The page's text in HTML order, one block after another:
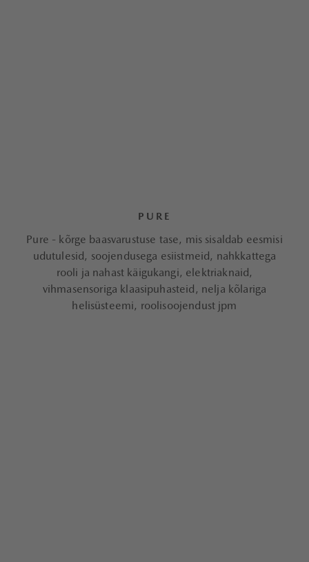
PURE
Pure - kõrge baasvarustuse tase, mis sisaldab eesmisi
udutulesid, soojendusega esiistmeid, nahkkattega
rooli ja nahast käigukangi, elektriaknaid,
vihmasensoriga klaasipuhasteid, nelja kõlariga
helisüsteemi, roolisoojendust jpm